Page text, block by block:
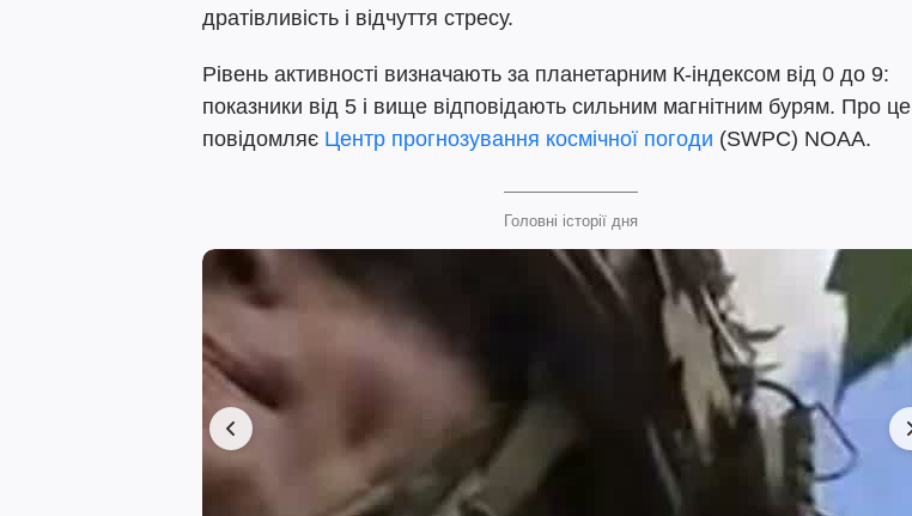
дратівливість і відчуття стресу.
Рівень активності визначають за планетарним К-індексом від 0 до 9:
показники від 5 і вище відповідають сильним магнітним бурям. Про це
повідомляє Центр прогнозування космічної погоди (SWPC) NOAA.
Головні історії дня